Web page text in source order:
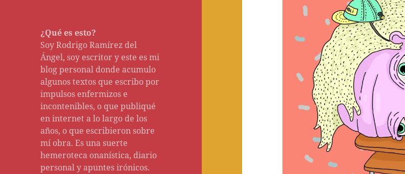
¿Qué es esto?
Soy Rodrigo Ramírez del
Ángel, soy escritor y este es mi
blog personal donde acumulo
algunos textos que escribo por
impulsos enfermizos e
incontenibles, o que publiqué
en internet a lo largo de los
años, o que escribieron sobre
mí obra. Es una suerte
hemeroteca onanística, diario
personal y apuntes irónicos.